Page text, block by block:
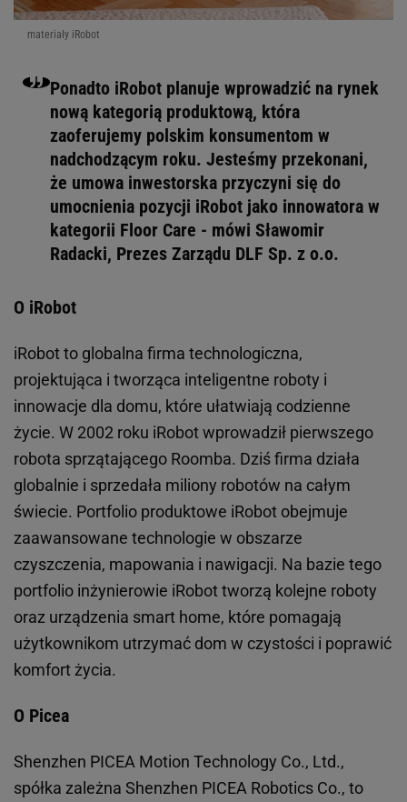
materiały iRobot
Ponadto iRobot planuje wprowadzić na rynek
nową kategorią produktową, która
zaoferujemy polskim konsumentom w
nadchodzącym roku. Jesteśmy przekonani,
że umowa inwestorska przyczyni się do
umocnienia pozycji iRobot jako innowatora w
kategorii Floor Care - mówi Sławomir
Radacki, Prezes Zarządu DLF Sp. z o.o.
O iRobot
iRobot to globalna firma technologiczna,
projektująca i tworząca inteligentne roboty i
innowacje dla domu, które ułatwiają codzienne
życie. W 2002 roku iRobot wprowadził pierwszego
robota sprzątającego Roomba. Dziś firma działa
globalnie i sprzedała miliony robotów na całym
świecie. Portfolio produktowe iRobot obejmuje
zaawansowane technologie w obszarze
czyszczenia, mapowania i nawigacji. Na bazie tego
portfolio inżynierowie iRobot tworzą kolejne roboty
oraz urządzenia smart home, które pomagają
użytkownikom utrzymać dom w czystości i poprawić
komfort życia.
O Picea
Shenzhen PICEA Motion Technology Co., Ltd.,
spółka zależna Shenzhen PICEA Robotics Co., to